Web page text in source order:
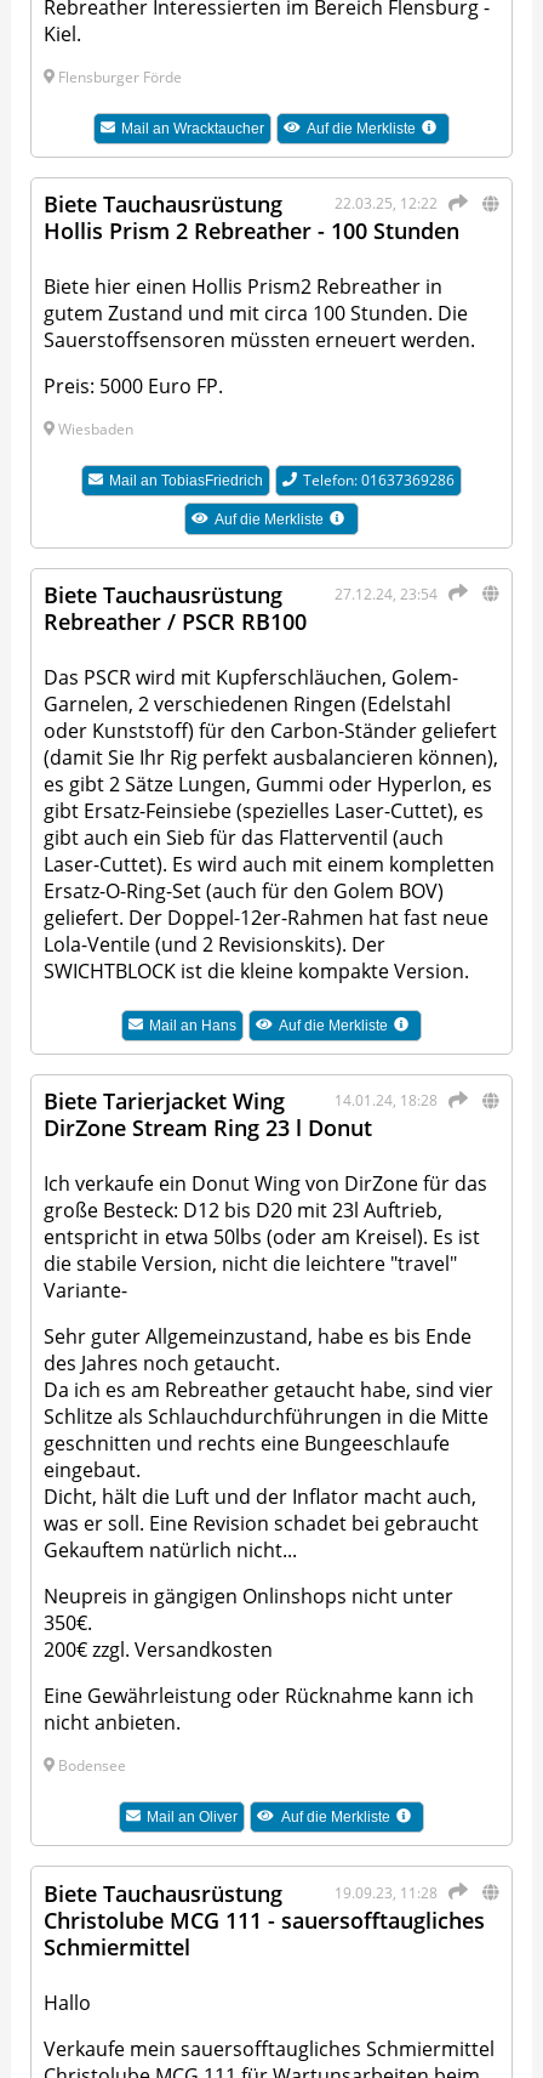
Rebreather Interessierten im Bereich Flensburg -
Kiel.
Flensburger Förde
Mail an Wracktaucher Auf die Merkliste
22.03.25, 12:22
Biete Tauchausrüstung
Hollis Prism 2 Rebreather - 100 Stunden
Biete hier einen Hollis Prism2 Rebreather in
gutem Zustand und mit circa 100 Stunden. Die
Sauerstoffsensoren müssten erneuert werden.
Preis: 5000 Euro FP.
Wiesbaden
Mail an TobiasFriedrich Telefon: 01637369286
Auf die Merkliste
27.12.24, 23:54
Biete Tauchausrüstung
Rebreather / PSCR RB100
Das PSCR wird mit Kupferschläuchen, Golem-
Garnelen, 2 verschiedenen Ringen (Edelstahl
oder Kunststoff) für den Carbon-Ständer geliefert
(damit Sie Ihr Rig perfekt ausbalancieren können),
es gibt 2 Sätze Lungen, Gummi oder Hyperlon, es
gibt Ersatz-Feinsiebe (spezielles Laser-Cuttet), es
gibt auch ein Sieb für das Flatterventil (auch
Laser-Cuttet). Es wird auch mit einem kompletten
Ersatz-O-Ring-Set (auch für den Golem BOV)
geliefert. Der Doppel-12er-Rahmen hat fast neue
Lola-Ventile (und 2 Revisionskits). Der
SWICHTBLOCK ist die kleine kompakte Version.
Mail an Hans Auf die Merkliste
14.01.24, 18:28
Biete Tarierjacket Wing
DirZone Stream Ring 23 l Donut
Ich verkaufe ein Donut Wing von DirZone für das
große Besteck: D12 bis D20 mit 23l Auftrieb,
entspricht in etwa 50lbs (oder am Kreisel). Es ist
die stabile Version, nicht die leichtere "travel"
Variante-
Sehr guter Allgemeinzustand, habe es bis Ende
des Jahres noch getaucht.
Da ich es am Rebreather getaucht habe, sind vier
Schlitze als Schlauchdurchführungen in die Mitte
geschnitten und rechts eine Bungeeschlaufe
eingebaut.
Dicht, hält die Luft und der Inflator macht auch,
was er soll. Eine Revision schadet bei gebraucht
Gekauftem natürlich nicht...
Neupreis in gängigen Onlinshops nicht unter
350€.
200€ zzgl. Versandkosten
Eine Gewährleistung oder Rücknahme kann ich
nicht anbieten.
Bodensee
Mail anOliver Auf die Merkliste
19.09.23, 11:28
Biete Tauchausrüstung
Christolube MCG 111 - sauersofftaugliches
Schmiermittel
Hallo
Verkaufe mein sauersofftaugliches Schmiermittel